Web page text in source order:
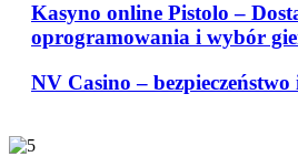
Kasyno online Pistolo –
oprogramowania i wybór
NV Casino –